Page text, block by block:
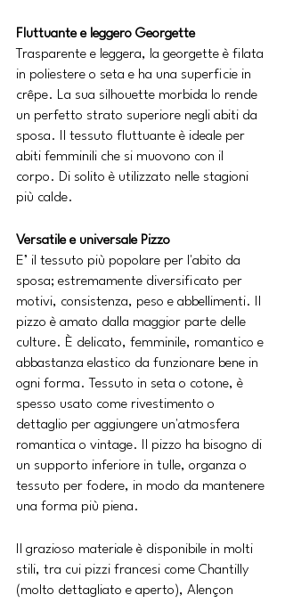
Fluttuante e leggero Georgette
Trasparente e leggera, la georgette è filata
in poliestere o seta e ha una superficie in
crêpe. La sua silhouette morbida lo rende
un perfetto strato superiore negli abiti da
sposa. Il tessuto fluttuante è ideale per
abiti femminili che si muovono con il
corpo. Di solito è utilizzato nelle stagioni
più calde.
Versatile e universale Pizzo
E’ il tessuto più popolare per l'abito da
sposa; estremamente diversificato per
motivi, consistenza, peso e abbellimenti. Il
pizzo è amato dalla maggior parte delle
culture. È delicato, femminile, romantico e
abbastanza elastico da funzionare bene in
ogni forma. Tessuto in seta o cotone, è
spesso usato come rivestimento o
dettaglio per aggiungere un'atmosfera
romantica o vintage. Il pizzo ha bisogno di
un supporto inferiore in tulle, organza o
tessuto per fodere, in modo da mantenere
una forma più piena.
Il grazioso materiale è disponibile in molti
stili, tra cui pizzi francesi come Chantilly
(molto dettagliato e aperto), Alençon